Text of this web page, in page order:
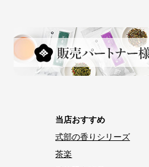
当店おすすめ
式部の香りシリーズ
茶楽